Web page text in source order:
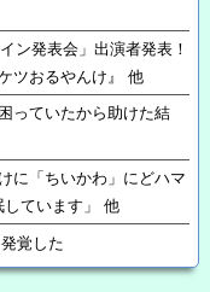
ン発表会」出演者発表！
ツおるやんけ』 他
っていたから助けた結
に「ちいかわ」にどハマ
しています」 他
覚した